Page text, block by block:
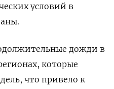
условий в
дожди в
которые
что привело к